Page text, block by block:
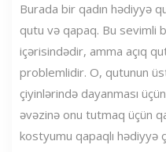
Burada bir qadın hədiyyə
qutu və qapaq. Bu sevimli
içərisindədir, amma açıq
problemlidir. O, qutunun
çiyinlərində dayanması
əvəzinə onu tutmaq üçün
kostyumu qapaqlı hədiyyə